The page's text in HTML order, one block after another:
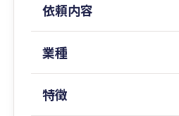
依頼内容
業種
特徴